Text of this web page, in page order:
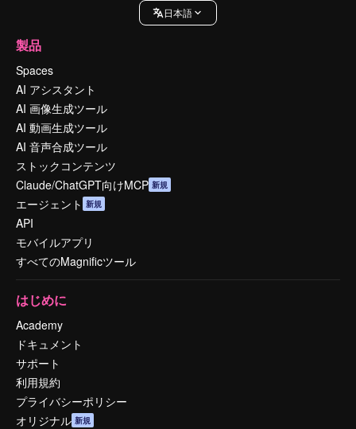
日本語
製品
Spaces
AI アシスタント
AI 画像生成ツール
AI 動画生成ツール
AI 音声合成ツール
ストックコンテンツ
Claude/ChatGPT向けMCP 新規
エージェント 新規
API
モバイルアプリ
すべてのMagnificツール
はじめに
Academy
ドキュメント
サポート
利用規約
プライバシーポリシー
オリジナル 新規